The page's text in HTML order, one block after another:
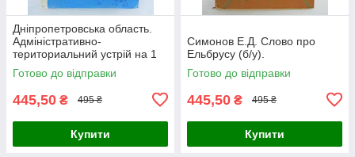
Дніпропетровська область.
Адміністративно-
териториальний устрій на 1
січня 1983 року (б/у).
Готово до відправки
445,50 ₴ 495 ₴
Купити
Симонов Е.Д. Слово про
Ельбрусу (б/у).
Готово до відправки
445,50 ₴ 495 ₴
Купити